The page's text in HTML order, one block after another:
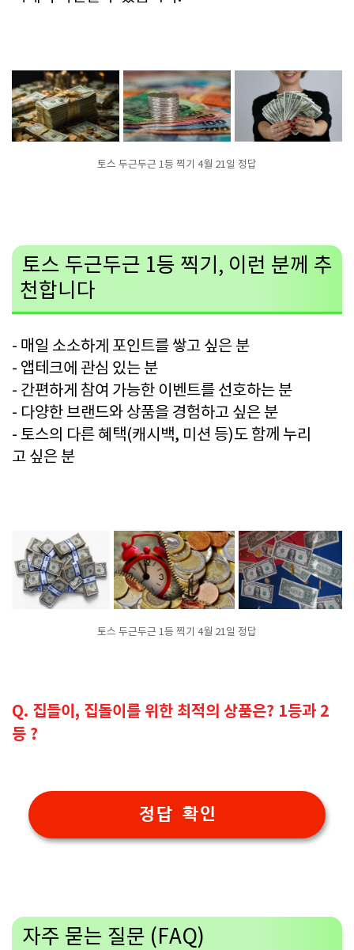
토스 두근두근 1등 찍기 4월 21일 정답
토스 두근두근 1등 찍기, 이런 분께 추
천합니다
- 매일 소소하게 포인트를 쌓고 싶은 분
- 앱테크에 관심 있는 분
- 간편하게 참여 가능한 이벤트를 선호하는 분
- 다양한 브랜드와 상품을 경험하고 싶은 분
- 토스의 다른 혜택(캐시백, 미션 등)도 함께 누리
고 싶은 분
토스 두근두근 1등 찍기 4월 21일 정답
Q. 집들이, 집돌이를 위한 최적의 상품은? 1등과 2
등 ?
정답 확인
자주 묻는 질문 (FAQ)